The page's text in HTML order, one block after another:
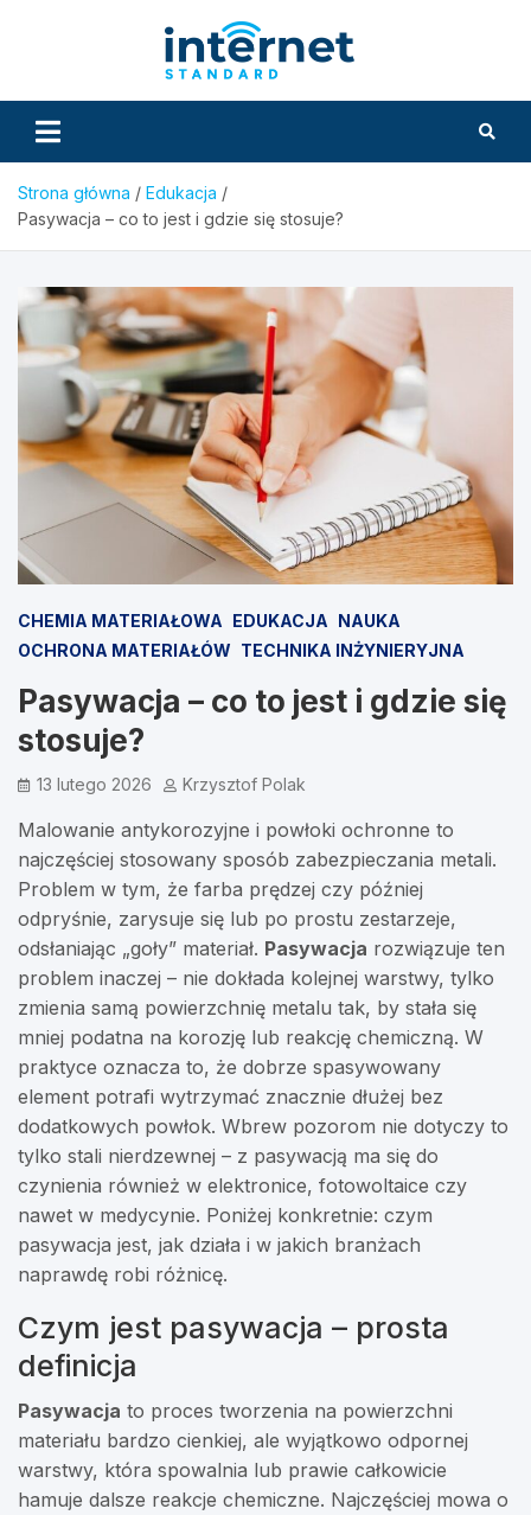
Strona główna
Edukacja
Pasywacja – co to jest i gdzie się stosuje?
CHEMIA MATERIAŁOWA EDUKACJA NAUKA
OCHRONA MATERIAŁÓW TECHNIKA INŻYNIERYJNA
Pasywacja – co to jest i gdzie się
stosuje?
13 lutego 2026 Krzysztof Polak
Malowanie antykorozyjne i powłoki ochronne to
najczęściej stosowany sposób zabezpieczania metali.
Problem w tym, że farba prędzej czy później
odpryśnie, zarysuje się lub po prostu zestarzeje,
odsłaniając „goły” materiał. Pasywacja rozwiązuje ten
problem inaczej – nie dokłada kolejnej warstwy, tylko
zmienia samą powierzchnię metalu tak, by stała się
mniej podatna na korozję lub reakcję chemiczną. W
praktyce oznacza to, że dobrze spasywowany
element potrafi wytrzymać znacznie dłużej bez
dodatkowych powłok. Wbrew pozorom nie dotyczy to
tylko stali nierdzewnej – z pasywacją ma się do
czynienia również w elektronice, fotowoltaice czy
nawet w medycynie. Poniżej konkretnie: czym
pasywacja jest, jak działa i w jakich branżach
naprawdę robi różnicę.
Czym jest pasywacja – prosta
definicja
Pasywacja to proces tworzenia na powierzchni
materiału bardzo cienkiej, ale wyjątkowo odpornej
warstwy, która spowalnia lub prawie całkowicie
hamuje dalsze reakcje chemiczne. Najczęściej mowa o